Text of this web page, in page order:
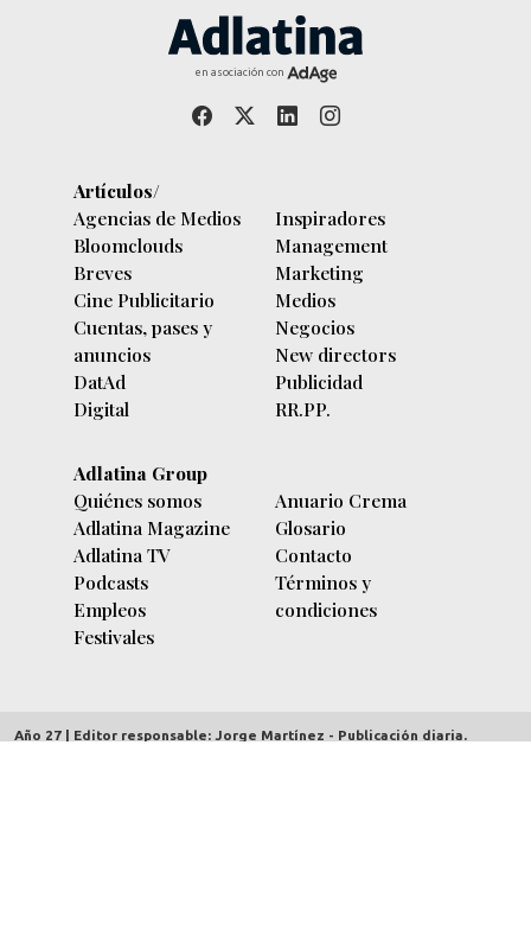
en asociación con
Artículos/
Agencias de Medios
Bloomclouds
Breves
Cine Publicitario
Cuentas, pases y
anuncios
DatAd
Digital
Inspiradores
Management
Marketing
Medios
Negocios
New directors
Publicidad
RR.PP.
Adlatina Group
Quiénes somos
Adlatina Magazine
Adlatina TV
Podcasts
Empleos
Festivales
Anuario Crema
Glosario
Contacto
Términos y
condiciones
Año 27 | Editor responsable: Jorge Martínez - Publicación diaria.